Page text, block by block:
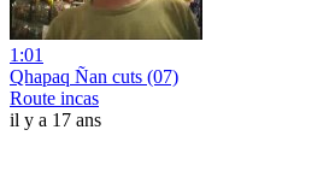
1:01
Qhapaq Ñan cuts (07)
Route incas
il y a 17 ans